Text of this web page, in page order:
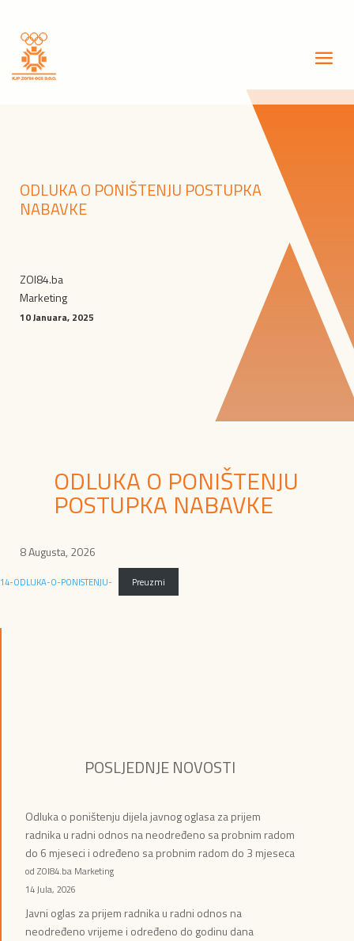
ODLUKA O PONIŠTENJU POSTUPKA
NABAVKE
ZOI84.ba
Marketing
10 Januara, 2025
ODLUKA O PONIŠTENJU
POSTUPKA NABAVKE
8 Augusta, 2026
14-ODLUKA-O-PONISTENJU- Preuzmi
POSLJEDNJE NOVOSTI
Odluka o poništenju dijela javnog oglasa za prijem
radnika u radni odnos na neodređeno sa probnim radom
do 6 mjeseci i određeno sa probnim radom do 3 mjeseca
od ZOI84.ba Marketing
14 Jula, 2026
Javni oglas za prijem radnika u radni odnos na
neodređeno vrijeme i određeno do godinu dana